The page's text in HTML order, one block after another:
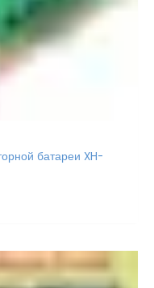
батареи XH-